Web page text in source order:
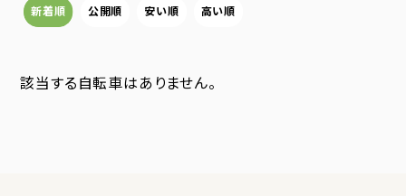
新着順 公開順 安い順 高い順
該当する自転車はありません。